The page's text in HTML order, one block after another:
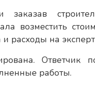
возместить
расходы на
Ответчик
работы.